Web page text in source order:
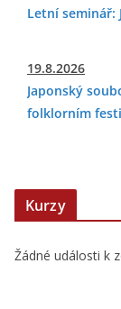
Letní seminář:
19.8.2026
Japonský
folklorním
Kurzy
Žádné události k